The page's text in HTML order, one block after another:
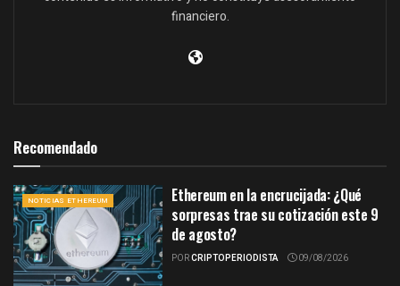
financiero.
Recomendado
NOTICIAS ETHEREUM
Ethereum en la encrucijada: ¿Qué
sorpresas trae su cotización este 9
de agosto?
PORCRIPTOPERIODISTA 09/08/2026